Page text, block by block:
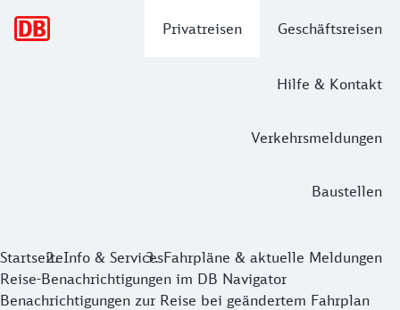
Privatreisen Geschäftsreisen
Hilfe & Kontakt
Verkehrsmeldungen
Baustellen
Benachrichtigungen zur Reise bei
Sie haben eine Benachrichtigung zu Ihrer Reise erhalten,
StartseiteInfo & ServicesFahrpläne & aktuelle Meldungen
Reise-Benachrichtigungen im DB Navigator
Benachrichtigungen zur Reise bei geändertem Fahrplan